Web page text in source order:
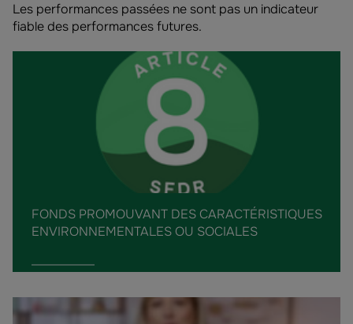
Les performances passées ne sont pas un indicateur
fiable des performances futures.
FONDS PROMOUVANT DES CARACTÉRISTIQUES
ENVIRONNEMENTALES OU SOCIALES